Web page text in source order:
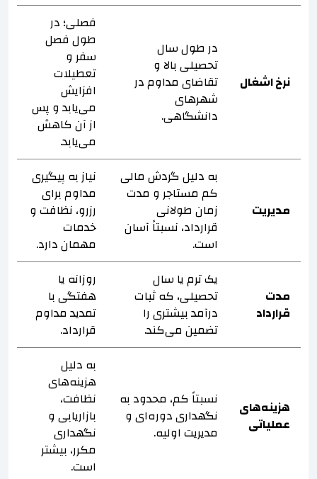
نرخ اشغال
در طول سال
تحصیلی بالا و
تقاضای مداوم در
شهرهای
دانشگاهی.
فصلی؛ در
طول فصل
سفر و
تعطیلات
افزایش
می‌یابد و پس
از آن کاهش
می‌یابد.
مدیریت
به دلیل گردش مالی
کم مستاجر و مدت
زمان طولانی
قرارداد، نسبتاً آسان
است.
نیاز به پیگیری
مداوم برای
رزرو، نظافت و
خدمات
مهمان دارد.
مدت
قرارداد
یک ترم یا سال
تحصیلی، که ثبات
درآمد بیشتری را
تضمین می‌کند.
روزانه یا
هفتگی با
تمدید مداوم
قرارداد.
هزینه‌های
عملیاتی
نسبتاً کم، محدود به
نگهداری دوره‌ای و
مدیریت اولیه.
به دلیل
هزینه‌های
نظافت،
بازاریابی و
نگهداری
مکرر، بیشتر
است.